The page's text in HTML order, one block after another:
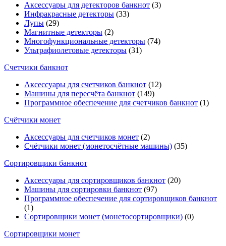
Аксессуары для детекторов банкнот (3)
Инфракрасные детекторы (33)
Лупы (29)
Магнитные детекторы (2)
Многофункциональные детекторы (74)
Ультрафиолетовые детекторы (31)
Счетчики банкнот
Аксессуары для счетчиков банкнот (12)
Машины для пересчёта банкнот (149)
Программное обеспечение для счетчиков банкнот (1)
Счётчики монет
Аксессуары для счетчиков монет (2)
Счётчики монет (монетосчётные машины) (35)
Cортировщики банкнот
Аксессуары для сортировщиков банкнот (20)
Машины для сортировки банкнот (97)
Программное обеспечение для сортировщиков банкнот
(1)
Сортировщики монет (монетосортировщики) (0)
Сортировщики монет